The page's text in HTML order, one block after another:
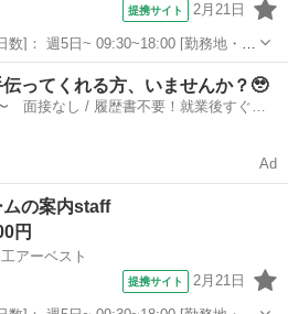
提携サイト 2月21日
216 株式会社長谷工アーベスト（滋賀
県大津市相模町） 膳所駅徒歩9分 [職種名]：モデルル...
ってくれる方、いませんか？🥹
面接なし / 履歴書不要！就業後すぐに
Ad
ムの案内staff
円
アーベスト
提携サイト 2月21日